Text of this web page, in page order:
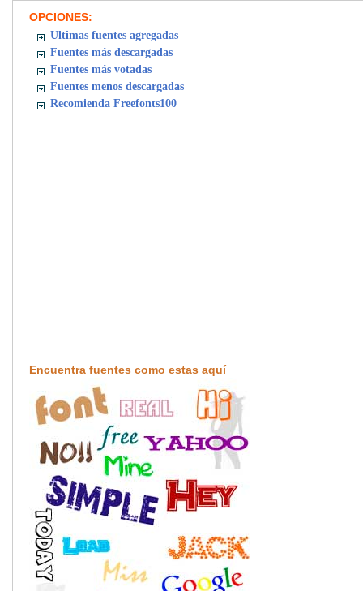
OPCIONES:
Ultimas fuentes agregadas
Fuentes más descargadas
Fuentes más votadas
Fuentes menos descargadas
Recomienda Freefonts100
Encuentra fuentes como estas aquí